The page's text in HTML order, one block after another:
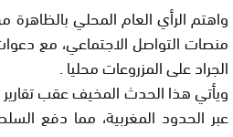
واهتم الرأي العام المحلي
منصات التواصل الاجتماعي، مع
الجراد على المزروعات محليا .
ويأتي هذا الحدث المخيف عقب
عبر الحدود المغربية، مما دفع